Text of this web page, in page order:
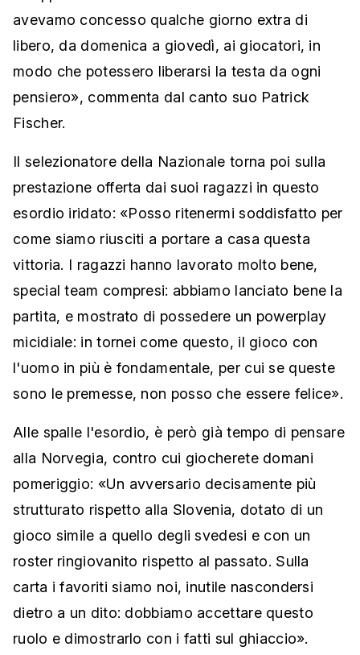
avevamo concesso qualche giorno extra di
libero, da domenica a giovedì, ai giocatori, in
modo che potessero liberarsi la testa da ogni
pensiero», commenta dal canto suo Patrick
Fischer.
Il selezionatore della Nazionale torna poi sulla
prestazione offerta dai suoi ragazzi in questo
esordio iridato: «Posso ritenermi soddisfatto per
come siamo riusciti a portare a casa questa
vittoria. I ragazzi hanno lavorato molto bene,
special team compresi: abbiamo lanciato bene la
partita, e mostrato di possedere un powerplay
micidiale: in tornei come questo, il gioco con
l'uomo in più è fondamentale, per cui se queste
sono le premesse, non posso che essere felice».
Alle spalle l'esordio, è però già tempo di pensare
alla Norvegia, contro cui giocherete domani
pomeriggio: «Un avversario decisamente più
strutturato rispetto alla Slovenia, dotato di un
gioco simile a quello degli svedesi e con un
roster ringiovanito rispetto al passato. Sulla
carta i favoriti siamo noi, inutile nascondersi
dietro a un dito: dobbiamo accettare questo
ruolo e dimostrarlo con i fatti sul ghiaccio».